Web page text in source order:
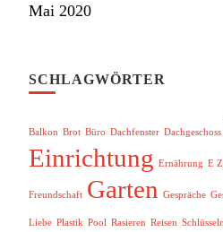
Mai 2020
SCHLAGWÖRTER
Balkon Brot Büro Dachfenster Dachgeschoss
Einrichtung Ernährung E
Freundschaft Garten Gespräche
Liebe Plastik Pool Rasieren Reisen